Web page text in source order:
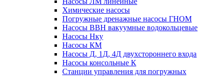
Химические насосы
Погружные дренажные насосы ГНОМ
Насосы ВВН вакуумные водокольцевые
Насосы Нку
Насосы КМ
Насосы Д, 1Д, 4Д двухстороннего входа
Насосы консольные К
Станции управления для погружных